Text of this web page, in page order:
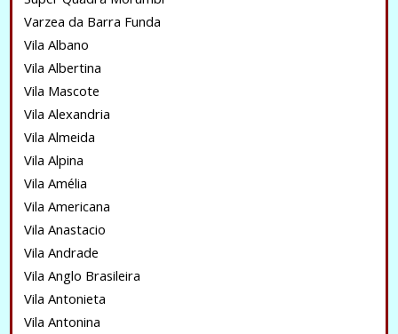
Varzea da Barra Funda
Vila Albano
Vila Albertina
Vila Mascote
Vila Alexandria
Vila Almeida
Vila Alpina
Vila Amélia
Vila Americana
Vila Anastacio
Vila Andrade
Vila Anglo Brasileira
Vila Antonieta
Vila Antonina